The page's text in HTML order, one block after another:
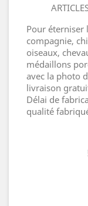
Pour éterniser
compagnie,
oiseaux,
médaillons
avec la photo
livraison
Délai de
qualité